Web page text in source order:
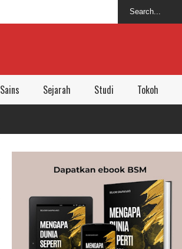
Sains Sejarah Studi Tokoh